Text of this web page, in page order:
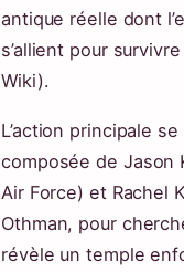
antique réelle dont
s’allient pour
Wiki).
L’action principale
composée de Jason
Air Force) et Rachel
Othman, pour
révèle un temple